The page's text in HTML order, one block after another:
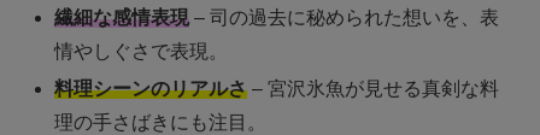
繊細な感情表現 – 司の過去に秘められた想いを、表
情やしぐさで表現。
料理シーンのリアルさ – 宮沢氷魚が見せる真剣な料
理の手さばきにも注目。